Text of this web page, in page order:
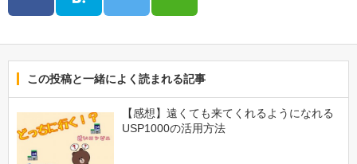
この投稿と一緒によく読まれる記事
【感想】遠くても来てくれるようになれる
USP1000の活用方法